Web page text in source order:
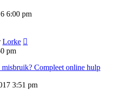
6:00 pm
Lorke
pm
Compleet online hulp
3:51 pm